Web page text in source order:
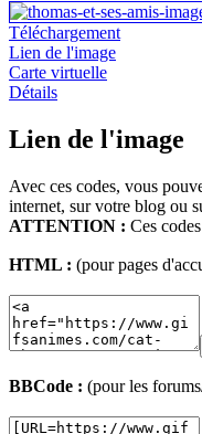
Téléchargement
Lien de l'image
Carte virtuelle
Détails
Lien de l'image
Avec ces codes, vous
internet, sur votre blog ou
ATTENTION : Ces
HTML : (pour pages
BBCode : (pour les